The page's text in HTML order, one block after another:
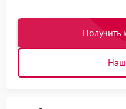
Получить